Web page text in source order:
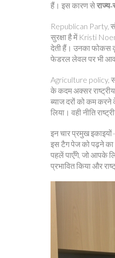
हैं। इस कारण से
Republican Party,
सुरक्षा हैमें Kristi
देती हैं। उनका फोकस
फेडरल लेवल पर भी
Agriculture policy,
के कदम अक्सर
ब्याज दरों को कम करने
लिया। वही नीति
इन चार प्रमुख
इस टैग पेज को पढ़ने का
पहलें पाएँगे, जो आपके
प्रभावित किया और